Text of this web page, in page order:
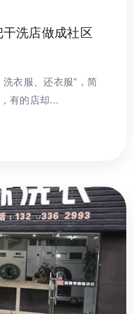
洗店做成社区
衣服、还衣服”，简
有的店却...